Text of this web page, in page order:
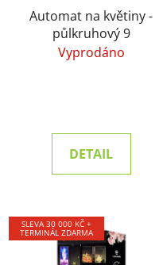
Automat na květiny -
půlkruhový 9
Vyprodáno
DETAIL
SLEVA 30 000 KČ +
TERMINÁL ZDARMA